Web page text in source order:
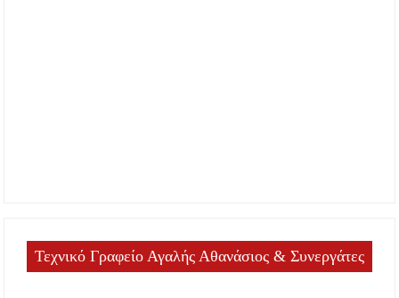
Τεχνικό Γραφείο Αγαλής Αθανάσιος & Συνεργάτες